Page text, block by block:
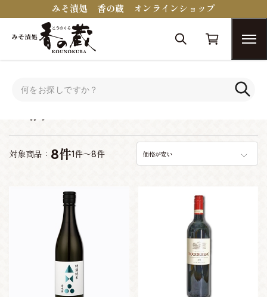
みそ漬処 香の蔵 オンラインショップ
対象商品： 8件1件～8件 価格が安い